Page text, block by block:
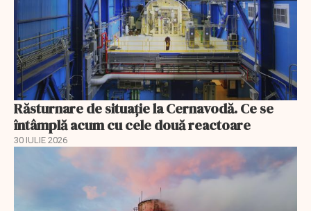
Răsturnare de situație la Cernavodă. Ce se
întâmplă acum cu cele două reactoare
30 IULIE 2026